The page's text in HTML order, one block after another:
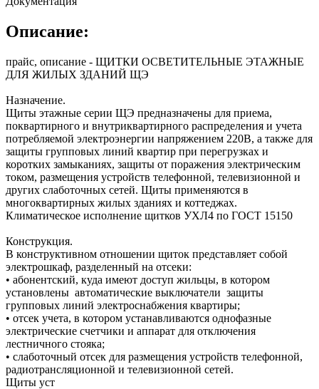
Описание:
прайс, описание - ЩИТКИ ОСВЕТИТЕЛЬНЫЕ ЭТАЖНЫЕ
ДЛЯ ЖИЛЫХ ЗДАНИЙ ЩЭ
Назначение.
Щиты этажные серии ЩЭ предназначены для приема,
поквартирного и внутриквартирного распределения и учета
потребляемой электроэнергии напряжением 220В, а также для
защиты групповых линий квартир при перегрузках и
коротких замыканиях, защиты от поражения электрическим
током, размещения устройств телефонной, телевизионной и
других слаботочных сетей. Щиты применяются в
многоквартирных жилых зданиях и коттеджах.
Климатическое исполнение щитков УХЛ4 по ГОСТ 15150
Конструкция.
В конструктивном отношении щиток представляет собой
электрошкаф, разделенный на отсеки:
• абонентский, куда имеют доступ жильцы, в котором
установлены автоматические выключатели защиты
групповых линий электроснабжения квартиры;
• отсек учета, в котором устанавливаются однофазные
электрические счетчики и аппарат для отключения
лестничного стояка;
• слаботочный отсек для размещения устройств телефонной,
радиотрансляционной и телевизионной сетей.
Щиты уст